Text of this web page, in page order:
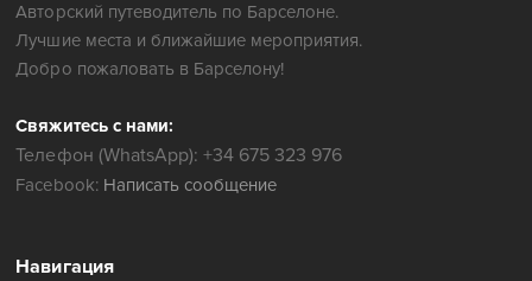
Авторский путеводитель по Барселоне.
Лучшие места и ближайшие мероприятия.
Добро пожаловать в Барселону!
Свяжитесь с нами:
Телефон (WhatsApp): +34 675 323 976
Facebook: Написать сообщение
Навигация